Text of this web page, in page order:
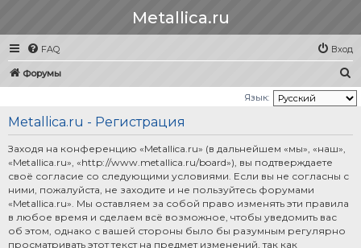
Metallica.ru
FAQ Вход
Форумы
о
Язык:
Metallica.ru - Регистрация
Заходя на конференцию «Metallica.ru» (в дальнейшем «мы», «наш»,
«Metallica.ru», «http://www.metallica.ru/board»), вы подтверждаете
своё согласие со следующими условиями. Если вы не согласны с
ними, пожалуйста, не заходите и не пользуйтесь форумами
«Metallica.ru». Мы оставляем за собой право изменять эти правила
в любое время и сделаем всё возможное, чтобы уведомить вас
об этом, однако с вашей стороны было бы разумным регулярно
просматривать этот текст на предмет изменений, так как